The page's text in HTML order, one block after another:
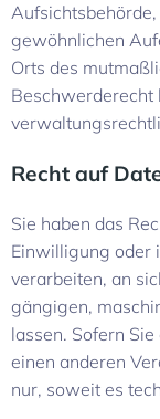
gewöhnlichen
Orts des
Recht auf
Sie haben das
Einwilligung oder
verarbeiten, an
gängigen,
lassen. Sofern
einen anderen
nur, soweit es